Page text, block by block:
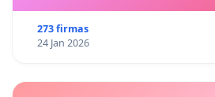
273 firmas
24 Jan 2026